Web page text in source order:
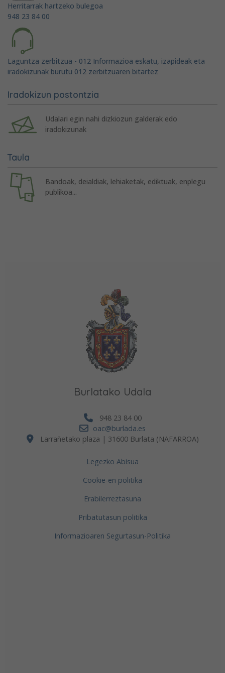
Herritarrak hartzeko bulegoa
948 23 84 00
Laguntza zerbitzua - 012 Informazioa eskatu, izapideak eta
iradokizunak burutu 012 zerbitzuaren bitartez
Iradokizun postontzia
Udalari egin nahi dizkiozun galderak edo
iradokizunak
Taula
Bandoak, deialdiak, lehiaketak, ediktuak, enplegu
publikoa...
Burlatako Udala
948 23 84 00
oac@burlada.es
Larrañetako plaza | 31600 Burlata (NAFARROA)
Legezko Abisua
Cookie-en politika
Erabilerreztasuna
Pribatutasun politika
Informazioaren Segurtasun-Politika